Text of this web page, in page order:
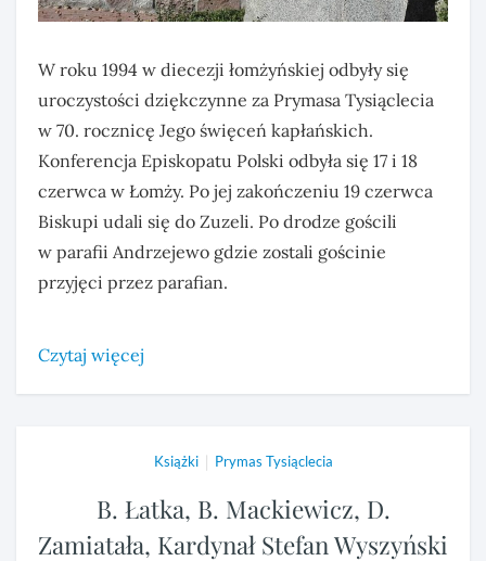
W roku 1994 w diecezji łomżyńskiej odbyły się
uroczystości dziękczynne za Prymasa Tysiąclecia
w 70. rocznicę Jego święceń kapłańskich.
Konferencja Episkopatu Polski odbyła się 17 i 18
czerwca w Łomży. Po jej zakończeniu 19 czerwca
Biskupi udali się do Zuzeli. Po drodze gościli
w parafii Andrzejewo gdzie zostali gościnie
przyjęci przez parafian.
Czytaj więcej
Książki | Prymas Tysiąclecia
B. Łatka, B. Mackiewicz, D.
Zamiatała, Kardynał Stefan Wyszyński